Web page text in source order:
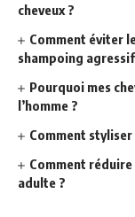
cheveux ?
Comment éviter
shampoing
Pourquoi mes
l’homme ?
Comment
Comment réduire
adulte ?